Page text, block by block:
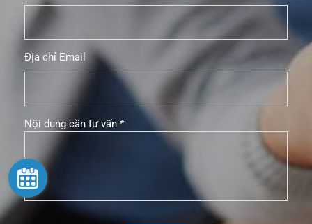
Địa chỉ Email
Nội dung cần tư vấn *